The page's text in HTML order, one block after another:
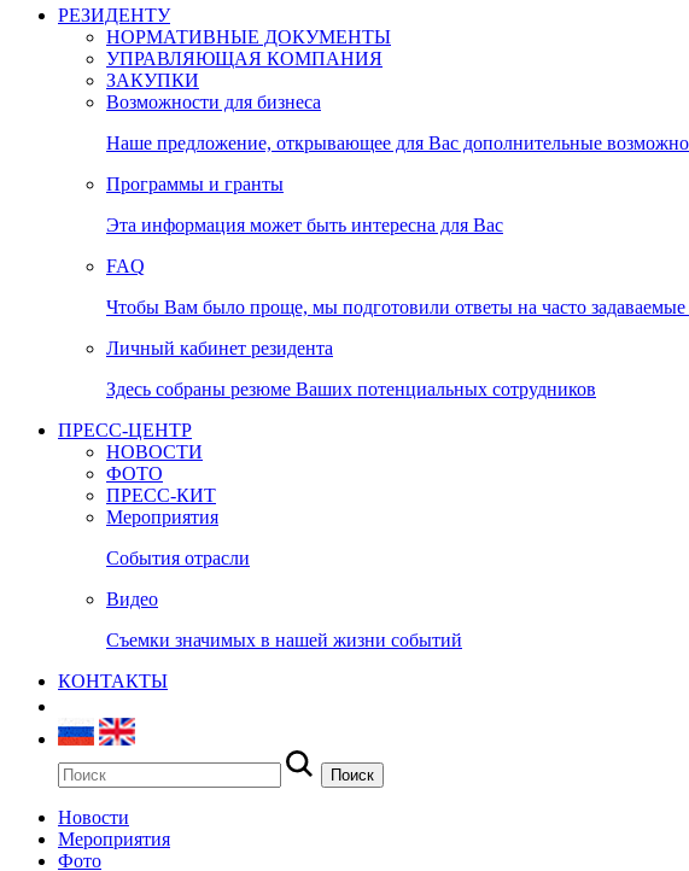
РЕЗИДЕНТУ
НОРМАТИВНЫЕ ДОКУМЕНТЫ
УПРАВЛЯЮЩАЯ КОМПАНИЯ
ЗАКУПКИ
Возможности для бизнеса
Наше предложение, открывающее для Вас дополнительные
Программы и гранты
Эта информация может быть интересна для Вас
FAQ
Чтобы Вам было проще, мы подготовили ответы на часто
Личный кабинет резидента
Здесь собраны резюме Ваших потенциальных сотрудников
ПРЕСС-ЦЕНТР
НОВОСТИ
ФОТО
ПРЕСС-КИТ
Мероприятия
События отрасли
Видео
Съемки значимых в нашей жизни событий
КОНТАКТЫ
Новости
Мероприятия
Фото